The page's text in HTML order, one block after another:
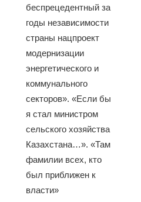
беспрецедентный за
годы независимости
страны нацпроект
модернизации
энергетического и
коммунального
секторов». «Если бы
я стал министром
сельского хозяйства
Казахстана…». «Там
фамилии всех, кто
был приближен к
власти»